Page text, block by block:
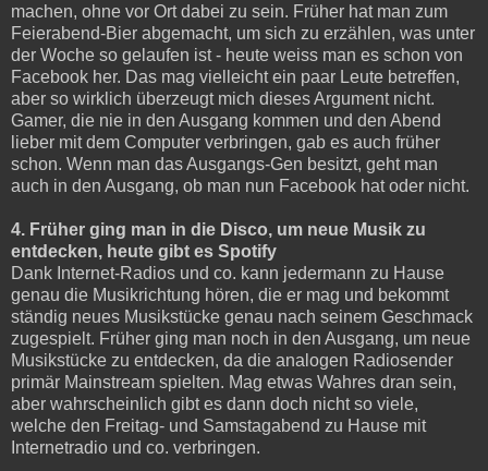
machen, ohne vor Ort dabei zu sein. Früher hat man zum
Feierabend-Bier abgemacht, um sich zu erzählen, was unter
der Woche so gelaufen ist - heute weiss man es schon von
Facebook her. Das mag vielleicht ein paar Leute betreffen,
aber so wirklich überzeugt mich dieses Argument nicht.
Gamer, die nie in den Ausgang kommen und den Abend
lieber mit dem Computer verbringen, gab es auch früher
schon. Wenn man das Ausgangs-Gen besitzt, geht man
auch in den Ausgang, ob man nun Facebook hat oder nicht.
4. Früher ging man in die Disco, um neue Musik zu
entdecken, heute gibt es Spotify
Dank Internet-Radios und co. kann jedermann zu Hause
genau die Musikrichtung hören, die er mag und bekommt
ständig neues Musikstücke genau nach seinem Geschmack
zugespielt. Früher ging man noch in den Ausgang, um neue
Musikstücke zu entdecken, da die analogen Radiosender
primär Mainstream spielten. Mag etwas Wahres dran sein,
aber wahrscheinlich gibt es dann doch nicht so viele,
welche den Freitag- und Samstagabend zu Hause mit
Internetradio und co. verbringen.